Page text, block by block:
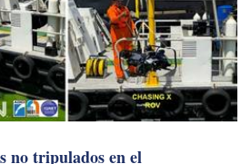
no tripulados en el